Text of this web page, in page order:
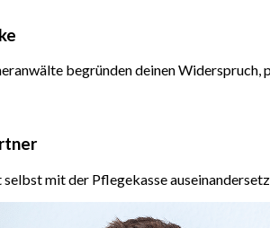
begründen deinen
mit der Pflegekasse